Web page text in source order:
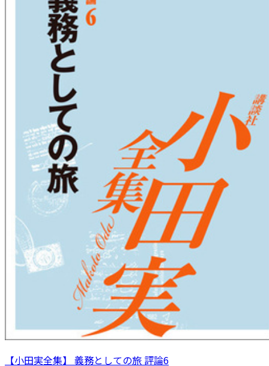
【小田実全集】 義務としての旅 評論6